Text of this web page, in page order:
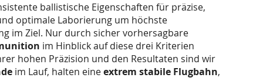
ballistische Eigenschaften für präzise,
optimale Laborierung um höchste
im Ziel. Nur durch sicher vorhersagbare
im Hinblick auf diese drei Kriterien
hohen Präzision und den Resultaten sind wir
im Lauf, halten eineextrem stabile Flugbahn,